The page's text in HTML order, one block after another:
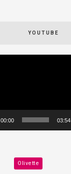
YOUTUBE
00:00 03:54
Olivette